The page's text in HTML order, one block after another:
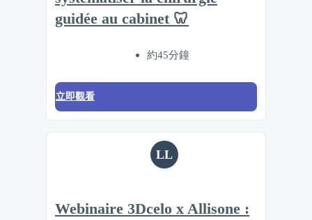
guidée au cabinet 🦷
約45分鐘
立即觀看
LL
Webinaire 3Dcelo x Allisone :